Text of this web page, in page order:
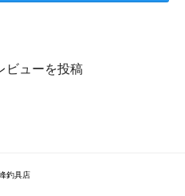
ビューを投稿
釣具店